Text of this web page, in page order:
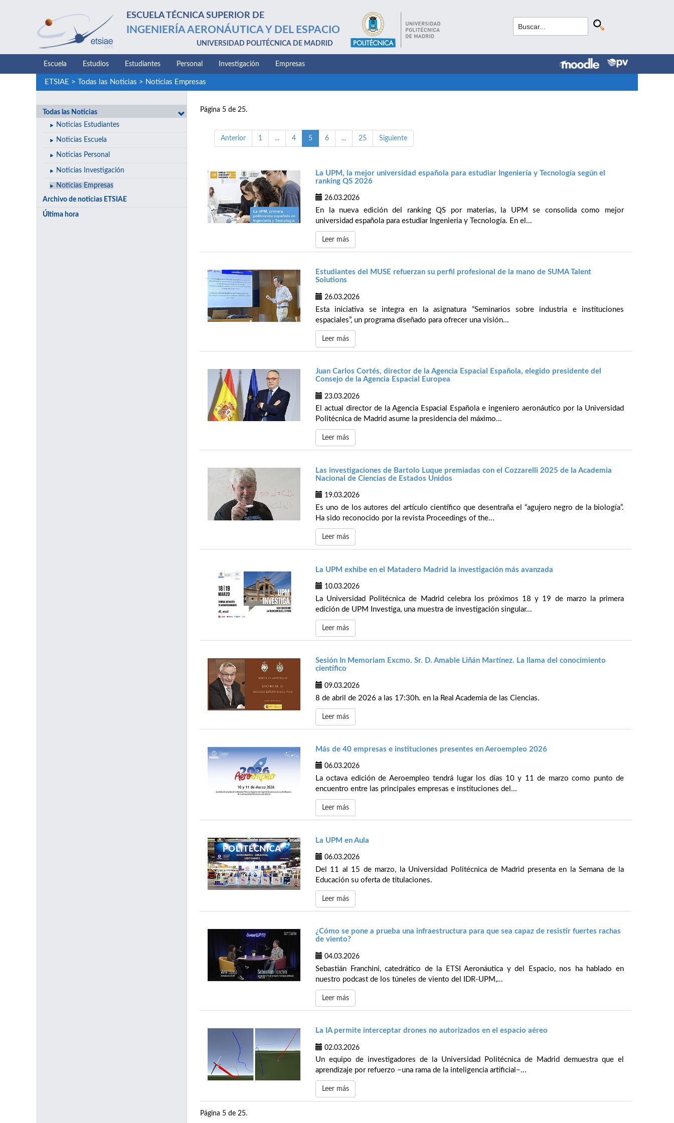
ESCUELA TÉCNICA SUPERIOR DE
INGENIERÍA AERONÁUTICA Y DEL ESPACIO
UNIVERSIDAD POLITÉCNICA DE MADRID
Escuela Estudios Estudiantes Personal Investigación Empresas
ETSIAE > Todas las Noticias > Noticias Empresas
Todas las Noticias
Noticias Estudiantes
Noticias Escuela
Noticias Personal
Noticias Investigación
Noticias Empresas
Archivo de noticias ETSIAE
Última hora
Página 5 de 25.
Anterior 1 ... 4 5 6 ... 25 Siguiente
La UPM, la mejor universidad española para estudiar Ingeniería y Tecnología según el
ranking QS 2026
26.03.2026
En la nueva edición del ranking QS por materias, la UPM se consolida como mejor
universidad española para estudiar Ingeniería y Tecnología. En el...
Leer más
Estudiantes del MUSE refuerzan su perfil profesional de la mano de SUMA Talent
Solutions
26.03.2026
Esta iniciativa se integra en la asignatura “Seminarios sobre industria e instituciones
espaciales”, un programa diseñado para ofrecer una visión...
Leer más
Juan Carlos Cortés, director de la Agencia Espacial Española, elegido presidente del
Consejo de la Agencia Espacial Europea
23.03.2026
El actual director de la Agencia Espacial Española e ingeniero aeronáutico por la Universidad
Politécnica de Madrid asume la presidencia del máximo...
Leer más
Las investigaciones de Bartolo Luque premiadas con el Cozzarelli 2025 de la Academia
Nacional de Ciencias de Estados Unidos
19.03.2026
Es uno de los autores del artículo científico que desentraña el “agujero negro de la biología”.
Ha sido reconocido por la revista Proceedings of the...
Leer más
La UPM exhibe en el Matadero Madrid la investigación más avanzada
10.03.2026
La Universidad Politécnica de Madrid celebra los próximos 18 y 19 de marzo la primera
edición de UPM Investiga, una muestra de investigación singular...
Leer más
Sesión In Memoriam Excmo. Sr. D. Amable Liñán Martínez. La llama del conocimiento
científico
09.03.2026
8 de abril de 2026 a las 17:30h. en la Real Academia de las Ciencias.
Leer más
Más de 40 empresas e instituciones presentes en Aeroempleo 2026
06.03.2026
La octava edición de Aeroempleo tendrá lugar los días 10 y 11 de marzo como punto de
encuentro entre las principales empresas e instituciones del...
Leer más
La UPM en Aula
06.03.2026
Del 11 al 15 de marzo, la Universidad Politécnica de Madrid presenta en la Semana de la
Educación su oferta de titulaciones.
Leer más
¿Cómo se pone a prueba una infraestructura para que sea capaz de resistir fuertes rachas
de viento?
04.03.2026
Sebastián Franchini, catedrático de la ETSI Aeronáutica y del Espacio, nos ha hablado en
nuestro podcast de los túneles de viento del IDR-UPM,...
Leer más
La IA permite interceptar drones no autorizados en el espacio aéreo
02.03.2026
Un equipo de investigadores de la Universidad Politécnica de Madrid demuestra que el
aprendizaje por refuerzo −una rama de la inteligencia artificial−...
Leer más
Página 5 de 25.